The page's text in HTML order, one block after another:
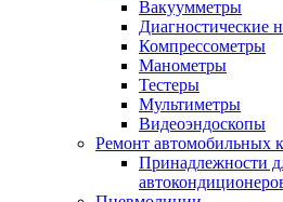
Вакуумметры
Диагностические
Компрессометры
Манометры
Тестеры
Мультиметры
Видеоэндоскопы
Ремонт автомобильных
Принадлежности